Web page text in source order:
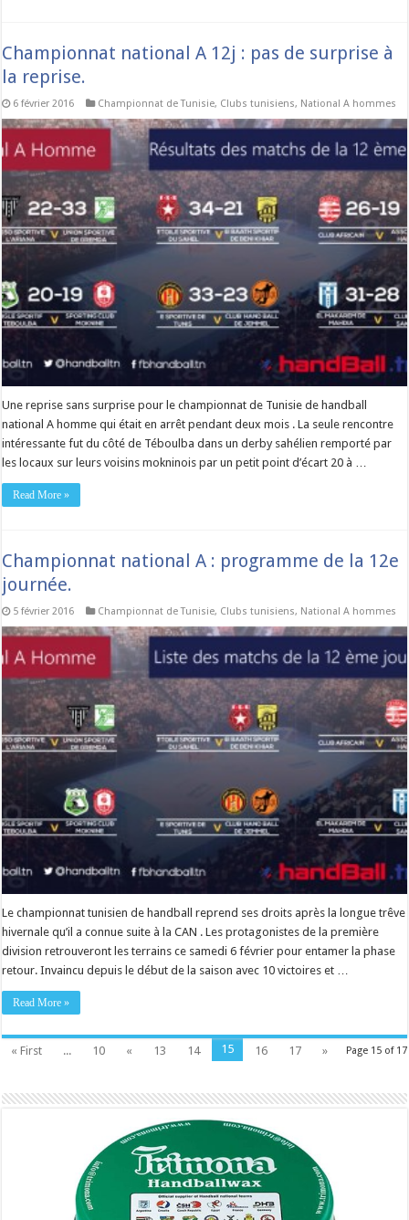
Championnat national A 12j : pas de surprise à
la reprise.
6 février 2016 Championnat de Tunisie, Clubs tunisiens, National A hommes
Une reprise sans surprise pour le championnat de Tunisie de handball
national A homme qui était en arrêt pendant deux mois . La seule rencontre
intéressante fut du côté de Téboulba dans un derby sahélien remporté par
les locaux sur leurs voisins mokninois par un petit point d’écart 20 à …
Read More »
Championnat national A : programme de la 12e
journée.
5 février 2016 Championnat de Tunisie, Clubs tunisiens, National A hommes
Le championnat tunisien de handball reprend ses droits après la longue trêve
hivernale qu’il a connue suite à la CAN . Les protagonistes de la première
division retrouveront les terrains ce samedi 6 février pour entamer la phase
retour. Invaincu depuis le début de la saison avec 10 victoires et …
Read More »
Page 15 of 17
« First ... 10 « 13 14 15 16 17 »